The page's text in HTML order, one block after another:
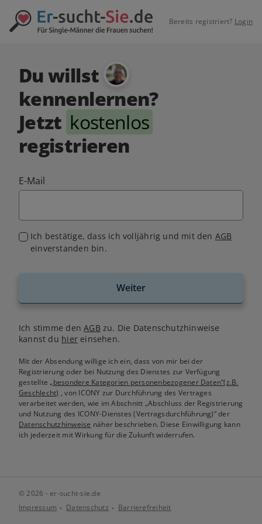
Bereits registriert? Login
Du willst
kennenlernen?
Jetzt kostenlos
registrieren
E-Mail
Ich bestätige, dass ich volljährig und mit den AGB
einverstanden bin.
Weiter
Ich stimme denAGB zu. Die Datenschutzhinweise
kannst du hiereinsehen.
Mit der Absendung willige ich ein, dass von mir bei der
Registrierung oder bei Nutzung des Dienstes zur Verfügung
gestellte„besondere Kategorien personenbezogener Daten“(z.B.
Geschlecht) , von ICONY zur Durchführung des Vertrages
verarbeitet werden, wie im Abschnitt „Abschluss der Registrierung
und Nutzung des ICONY-Dienstes (Vertragsdurchführung)“ der
Datenschutzhinweise näher beschrieben. Diese Einwilligung kann
ich jederzeit mit Wirkung für die Zukunft widerrufen.
© 2026 - er-sucht-sie.de
Impressum
Datenschutz Barrierefreiheit